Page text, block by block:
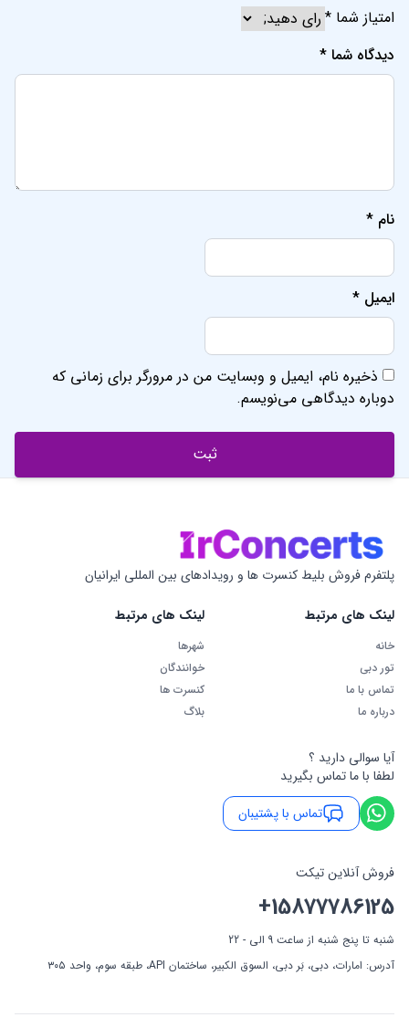
امتیاز شما *
دیدگاه شما *
نام *
ایمیل *
ذخیره نام، ایمیل و وبسایت من در مرورگر برای زمانی که
دوباره دیدگاهی می‌نویسم.
پلتفرم فروش بلیط کنسرت ها و رویدادهای بین المللی ایرانیان
لینک های مرتبط
خانه
تور دبی
تماس با ما
درباره ما
لینک های مرتبط
شهرها
خوانندگان
کنسرت ها
بلاگ
آیا سوالی دارید ؟
لطفا با ما تماس بگیرید
تماس با پشتیبان
فروش آنلاین تیکت
+15877786125
شنبه تا پنج شنبه از ساعت 9 الی - 22
آدرس: امارات، دبی، بَر دبی، السوق الکبیر، ساختمان API، طبقه سوم، واحد ۳۰۵